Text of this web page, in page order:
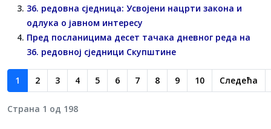
36. редовна сједница: Усвојени нацрти закона и
одлука о јавном интересу
Пред посланицима десет тачака дневног реда на
36. редовној сједници Скупштине
1 2 3 4 5 6 7 8 9 10 Следећа
Страна 1 од 198